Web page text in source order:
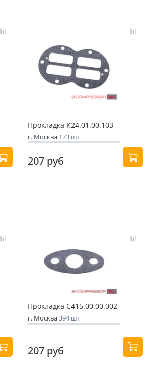
Прокладка К24.01.00.103
г. Москва 173 шт
207 руб
Прокладка С415.00.00.002
г. Москва394 шт
207 руб